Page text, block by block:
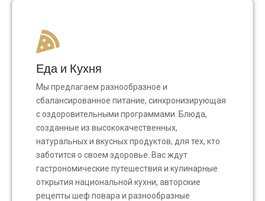
Еда и Кухня
Мы предлагаем разнообразное и
сбалансированное питание, синхронизирующая
с оздоровительными программами. Блюда,
созданные из высококачественных,
натуральных и вкусных продуктов, для тех, кто
заботится о своем здоровье. Вас ждут
гастрономические путешествия и кулинарные
открытия национальной кухни, авторские
рецепты шеф повара и разнообразные